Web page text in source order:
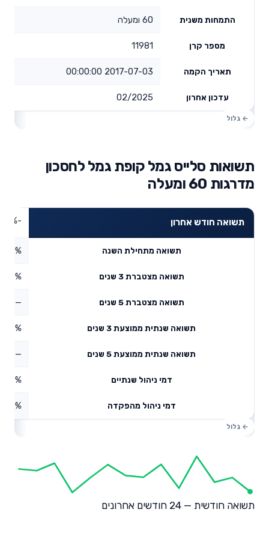
התמחות משנית 60 ומעלה
מספר קרן 11981
תאריך הקמה 2017-07-03 00:00:00
עדכון אחרון 02/2025
תשואות סלייס גמל קופת גמל לחסכון
מדרגות 60 ומעלה
תשואה חודש אחרון -0.1%
תשואה מתחילת השנה
תשואה מצטברת 3 שנים
תשואה מצטברת 5 שנים —
תשואה שנתית ממוצעת 3 שנים
תשואה שנתית ממוצעת 5 שנים —
דמי ניהול שנתיים 0.9%
דמי ניהול מהפקדה 0%
תשואה חודשית — 24 חודשים אחרונים